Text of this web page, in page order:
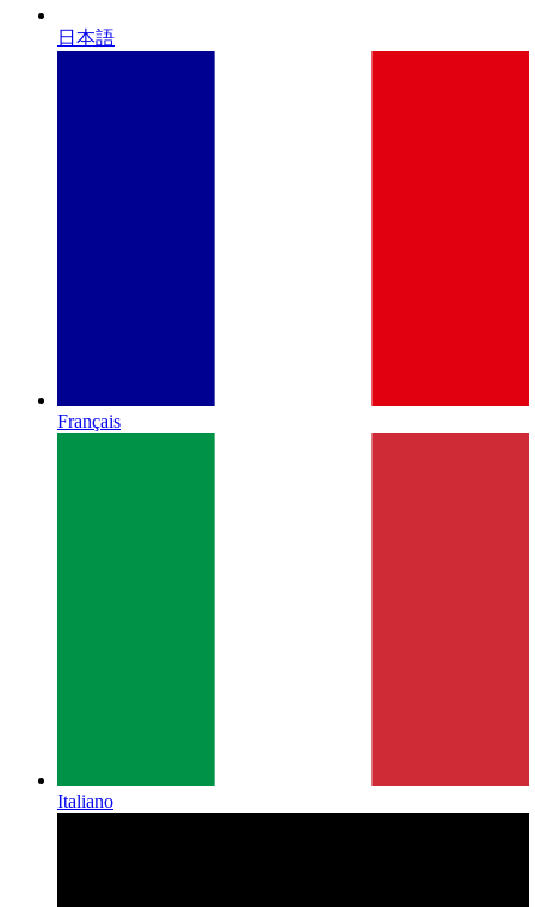
日本語
Français
Italiano